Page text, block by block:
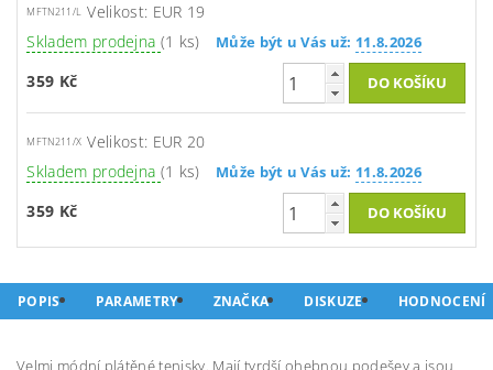
MFTN211/L Velikost: EUR 19
Skladem prodejna (1 ks) Může být u Vás už: 11.8.2026
359 Kč
MFTN211/X Velikost: EUR 20
Skladem prodejna (1 ks) Může být u Vás už: 11.8.2026
359 Kč
POPIS PARAMETRY ZNAČKA DISKUZE HODNOCENÍ
Velmi módní plátěné tenisky. Mají tvrdší ohebnou podešev a jsou